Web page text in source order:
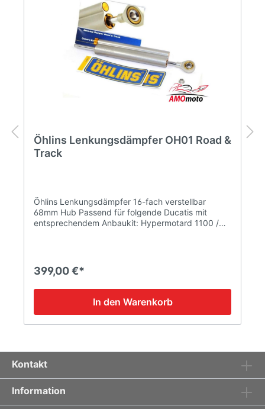
Öhlins Lenkungsdämpfer OH01 Road &
Track
Öhlins Lenkungsdämpfer 16-fach verstellbar
68mm Hub Passend für folgende Ducatis mit
entsprechendem Anbaukit: Hypermotard 1100 /
SAS05 Monster 796 / 1100 evo | Anbaukit SAS06
Monster 696 / 1100 / 1100S | Anbaukit SAS07
Scrambler (alle, außer Desert Sled / Cafe Racer) |
Anbaukit SAS08 Multistrada 1200 (2015-2018) /
1260 / 950 | Anbaukit SAS10 Multistrada 1200
Anbaukit SAS14 Hypermotard 950 / 950 SP |
Anbaukit SAS15 Information on product safety
MaggioreItalyinfo@ducabike.com
399,00 €*
In den Warenkorb
Kontakt
Information